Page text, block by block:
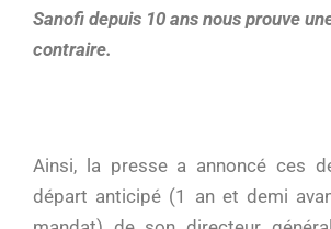
Sanofi depuis 10 ans nous prouve
contraire.
Ainsi, la presse a annoncé ces
départ anticipé (1 an et demi